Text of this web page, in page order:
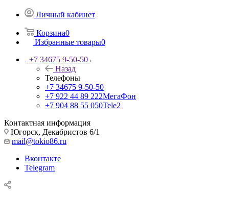
Личный кабинет
Корзина0
Избранные товары0
+7 34675 9-50-50
Назад
Телефоны
+7 34675 9-50-50
+7 922 44 89 222МегаФон
+7 904 88 55 050Tele2
Контактная информация
Югорск, Декабристов 6/1
mail@tokio86.ru
Вконтакте
Telegram